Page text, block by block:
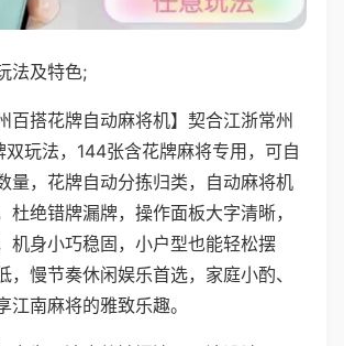
法及特色;
百搭花牌自动麻将机】契合江浙常州
玩法，144张含花牌麻将专用，可自
量，花牌自动分拣归类，自动麻将机
杜绝错牌漏牌，操作面板大字清晰，
机身小巧稳固，小户型也能轻松摆
，慢节奏休闲娱乐首选，家庭小酌、
江南麻将的雅致乐趣。